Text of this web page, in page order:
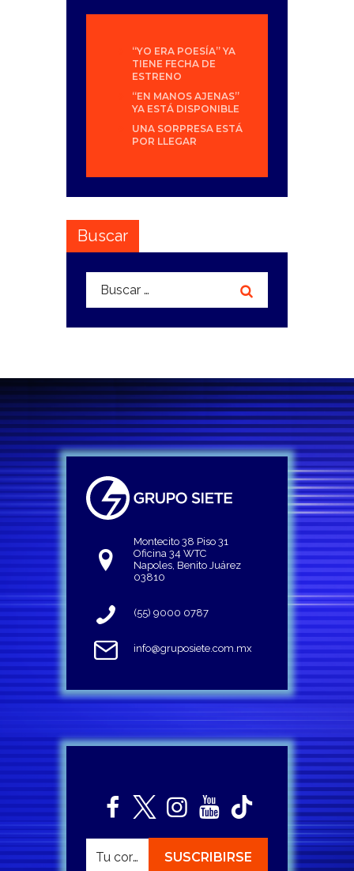
“YO ERA POESÍA” YA
TIENE FECHA DE
ESTRENO
“EN MANOS AJENAS”
YA ESTÁ DISPONIBLE
UNA SORPRESA ESTÁ
POR LLEGAR
Buscar
Buscar:
Montecito 38 Piso 31
Oficina 34 WTC
Napoles, Benito Juárez
03810
(55) 9000 0787
info@gruposiete.com.mx